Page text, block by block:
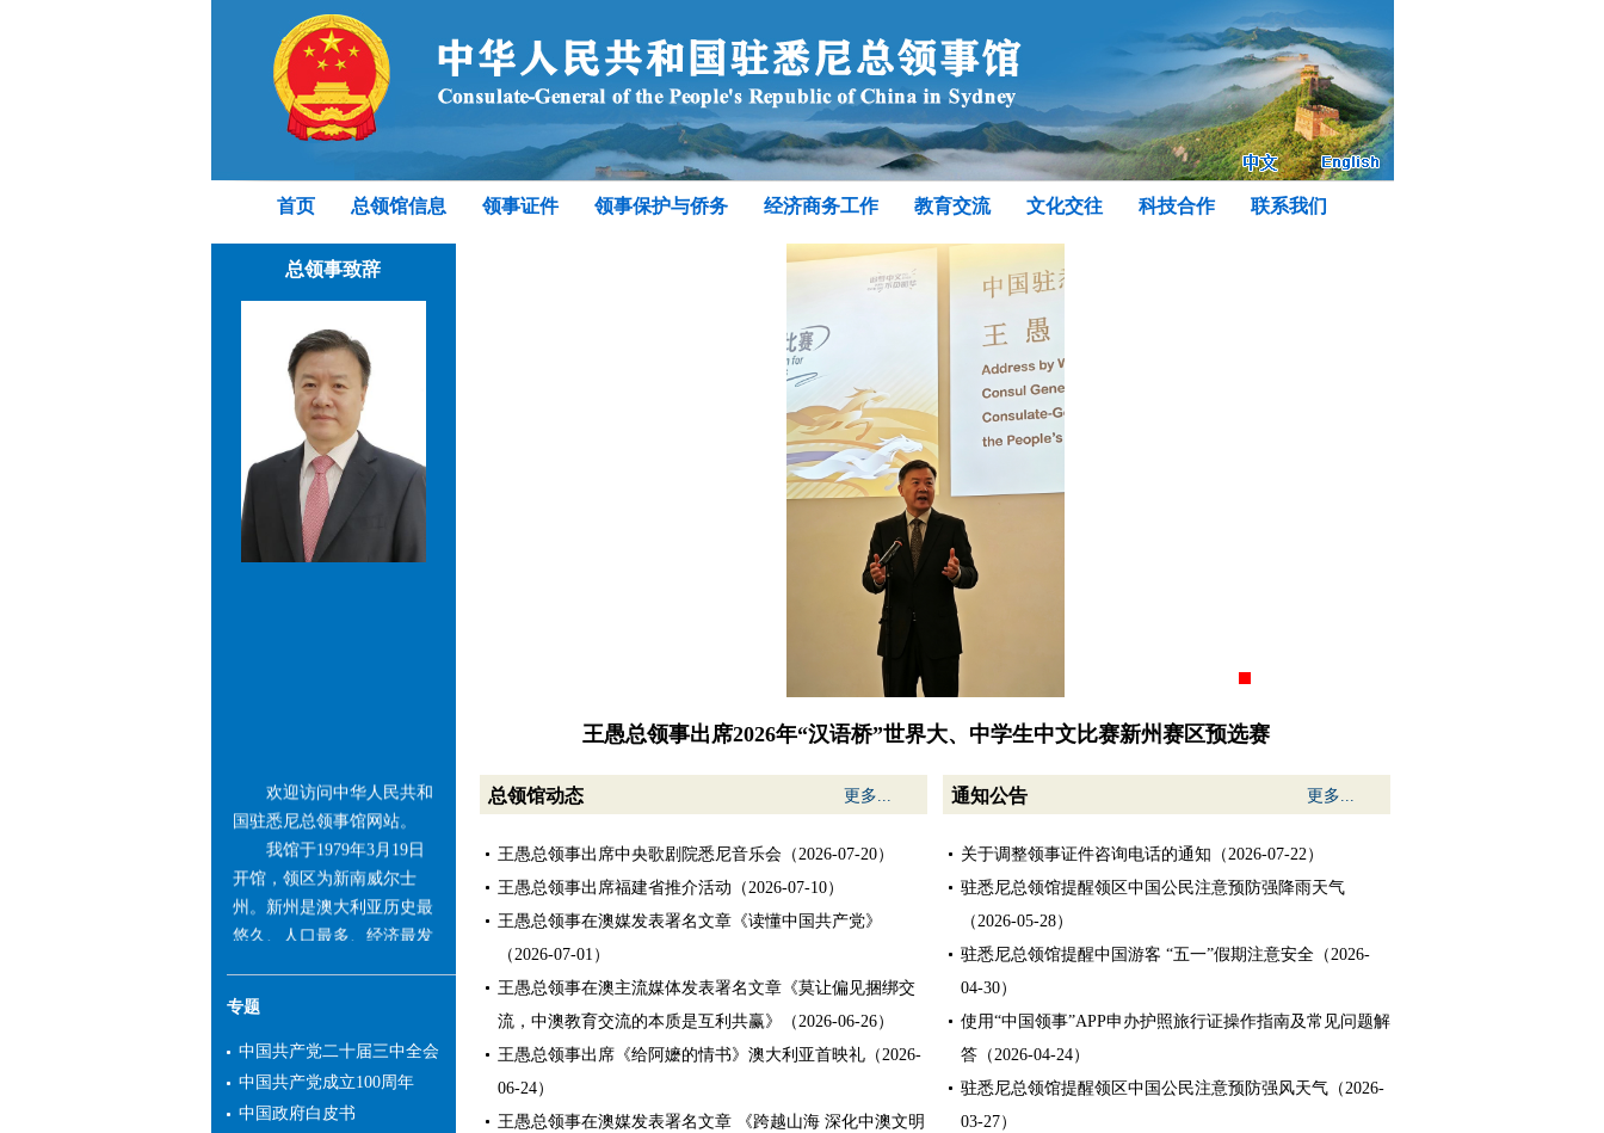
首页 总领馆信息 领事证件 领事保护与侨务 经济商务工作 教育交流 文化交往 科技合作 联系我们
总领事致辞
国驻悉尼总领事馆网站。
我馆于1979年3月19日
开馆，领区为新南威尔士
州。新州是澳大利亚历史最
悠久、人口最多、经济最发
建立友好省州关系且目前数
量最多的州。中国长期保持
大进口来源地和第一大服务
贸易出口市场地位。近年
来，中国与新州交往更加密
专题
中国共产党二十届三中全会
中国共产党成立100周年
中国政府白皮书
王愚总领事出席2026年“汉语桥”世界大、中学生中文比赛新州赛区预选赛
总领馆动态 更多...
王愚总领事出席中央歌剧院悉尼音乐会（2026-07-20）
王愚总领事出席福建省推介活动（2026-07-10）
王愚总领事在澳媒发表署名文章《读懂中国共产党》
（2026-07-01）
王愚总领事在澳主流媒体发表署名文章《莫让偏见捆绑交
流，中澳教育交流的本质是互利共赢》（2026-06-26）
王愚总领事出席《给阿嬷的情书》澳大利亚首映礼（2026-
06-24）
王愚总领事在澳媒发表署名文章 《跨越山海 深化中澳文明
通知公告 更多...
关于调整领事证件咨询电话的通知（2026-07-22）
驻悉尼总领馆提醒领区中国公民注意预防强降雨天气
（2026-05-28）
驻悉尼总领馆提醒中国游客 “五一”假期注意安全（2026-
04-30）
使用“中国领事”APP申办护照旅行证操作指南及常见问题解
答（2026-04-24）
驻悉尼总领馆提醒领区中国公民注意预防强风天气（2026-
03-27）